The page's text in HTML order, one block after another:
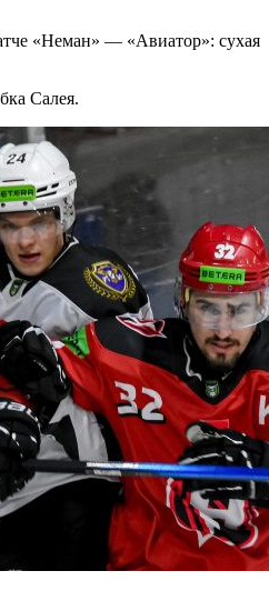
«Неман» — «Авиатор»: сухая
Салея.